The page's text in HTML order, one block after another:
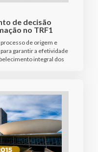
de decisão
no TRF1
de origem e
garantir a efetividade
integral dos